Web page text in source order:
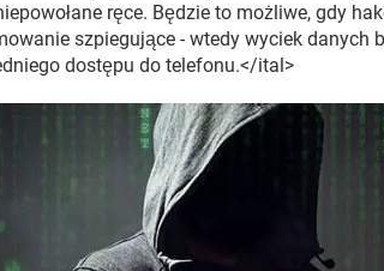
ręce. Będzie to możliwe, gdy
szpiegujące - wtedy wyciek danych
dostępu do telefonu.</ital>